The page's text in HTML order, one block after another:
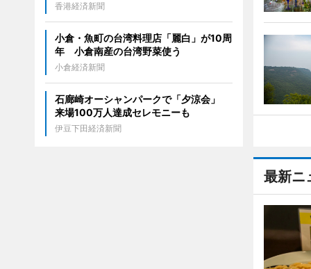
最新ニ
香港経済新聞
小倉・魚町の台湾料理店「麗白」が10周
年 小倉南産の台湾野菜使う
小倉経済新聞
石廊崎オーシャンパークで「夕涼会」
来場100万人達成セレモニーも
伊豆下田経済新聞